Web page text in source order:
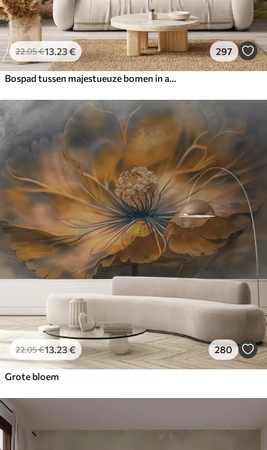
22.05€13 .23€ 297
22.05€13 .23€ 280
Grote bloem